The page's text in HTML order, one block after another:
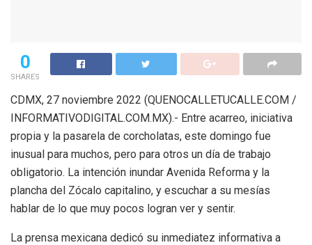
0
SHARES
CDMX, 27 noviembre 2022 (QUENOCALLETUCALLE.COM /
INFORMATIVODIGITAL.COM.MX).- Entre acarreo, iniciativa
propia y la pasarela de corcholatas, este domingo fue
inusual para muchos, pero para otros un día de trabajo
obligatorio. La intención inundar Avenida Reforma y la
plancha del Zócalo capitalino, y escuchar a su mesías
hablar de lo que muy pocos logran ver y sentir.
La prensa mexicana dedicó su inmediatez informativa a